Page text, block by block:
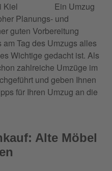
Ein Umzug
Planungs- und
guten Vorbereitung
Tag des Umzugs alles
Wichtige gedacht ist. Als
zahlreiche Umzüge im
und geben Ihnen
für Ihren Umzug an die
Alte Möbel